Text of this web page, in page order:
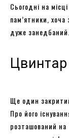
Сьогодні на
пам’ятники, хоча
дуже занедбаний.
Цвинтар
Ще один
Про його
розташований на